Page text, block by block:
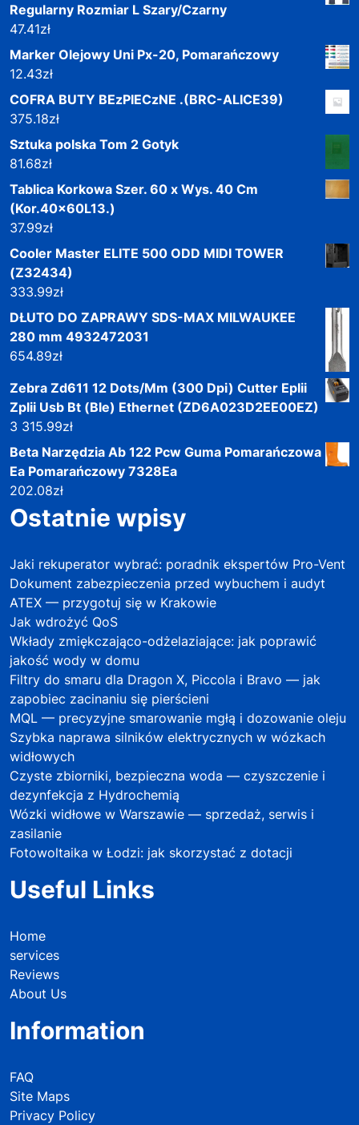
Regularny Rozmiar L Szary/Czarny
47.41zł
Marker Olejowy Uni Px-20, Pomarańczowy
12.43zł
COFRA BUTY BEzPIECzNE .(BRC-ALICE39)
375.18zł
Sztuka polska Tom 2 Gotyk
81.68zł
Tablica Korkowa Szer. 60 x Wys. 40 Cm
(Kor.40x60L13.)
37.99zł
Cooler Master ELITE 500 ODD MIDI TOWER
(Z32434)
333.99zł
DŁUTO DO ZAPRAWY SDS-MAX MILWAUKEE
280 mm 4932472031
654.89zł
Zebra Zd611 12 Dots/Mm (300 Dpi) Cutter Eplii
Zplii Usb Bt (Ble) Ethernet (ZD6A023D2EE00EZ)
3 315.99zł
Beta Narzędzia Ab 122 Pcw Guma Pomarańczowa
Ea Pomarańczowy 7328Ea
202.08zł
Ostatnie wpisy
Jaki rekuperator wybrać: poradnik ekspertów Pro-Vent
Dokument zabezpieczenia przed wybuchem i audyt
ATEX — przygotuj się w Krakowie
Jak wdrożyć QoS
Wkłady zmiękczająco-odżelaziające: jak poprawić
jakość wody w domu
Filtry do smaru dla Dragon X, Piccola i Bravo — jak
zapobiec zacinaniu się pierścieni
MQL — precyzyjne smarowanie mgłą i dozowanie oleju
Szybka naprawa silników elektrycznych w wózkach
widłowych
Czyste zbiorniki, bezpieczna woda — czyszczenie i
dezynfekcja z Hydrochemią
Wózki widłowe w Warszawie — sprzedaż, serwis i
zasilanie
Fotowoltaika w Łodzi: jak skorzystać z dotacji
Useful Links
Home
services
Reviews
About Us
Information
FAQ
Site Maps
Privacy Policy